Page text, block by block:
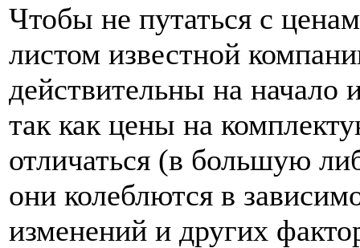
Чтобы не путаться с
листом известной
действительны на
так как цены на
отличаться (в большую
они колеблются в
изменений и других